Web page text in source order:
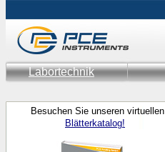
Labortechnik
Besuchen Sie unseren virtuellen
Blätterkatalog!